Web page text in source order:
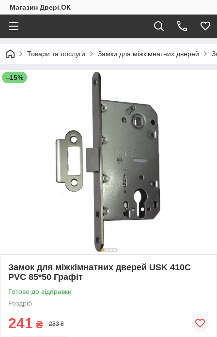
Магазин Двері.ОК
Товари та послуги Замки для міжкімнатних дверей
–15%
Замок для міжкімнатних дверей USK 410C
PVC 85*50 Графіт
Готово до відправки
Роздріб
241 ₴ 283 ₴